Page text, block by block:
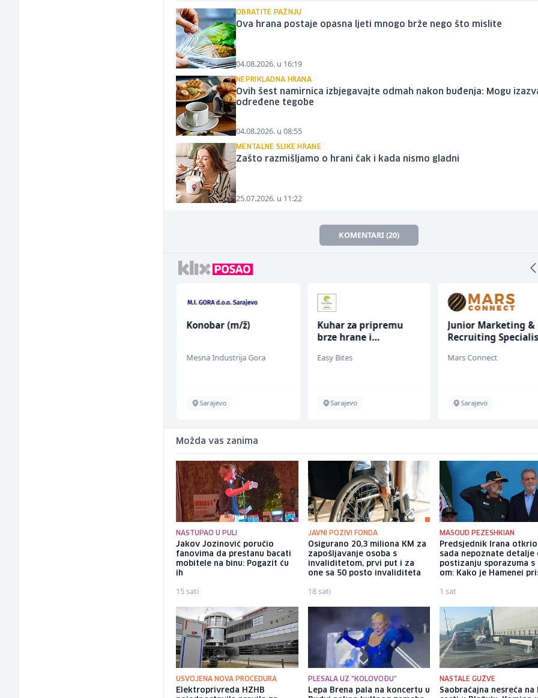
OBRATITE PAŽNJU
Ova hrana postaje opasna ljeti mnogo brže nego što mislite
04.08.2026. u 16:19
NEPRIKLADNA HRANA
Ovih šest namirnica izbjegavajte odmah nakon buđenja: Mogu
određene tegobe
04.08.2026. u 08:55
MENTALNE SLIKE HRANE
Zašto razmišljamo o hrani čak i kada nismo gladni
25.07.2026. u 11:22
KOMENTARI (20)
Konobar (m/ž)
Mesna Industrija Gora
Sarajevo
Kuhar za pripremu
brze hrane i
ž)
Easy Bites
Sarajevo
Junior Marketing &
Recruiting
Mars Connect
Sarajevo
Možda vas zanima
NASTUPAO U PULI
Jakov Jozinović poručio
fanovima da prestanu bacati
mobitele na binu: Pogazit ću
ih
15 sati
JAVNI POZIVI FONDA
Osigurano 20,3 miliona KM za
zapošljavanje osoba s
invaliditetom, prvi put i za
one sa 50 posto invaliditeta
18 sati
MASOUD PEZESHKIAN
Predsjednik Irana
sada nepoznate detalje
postizanju sporazuma s
om: Kako je Hamenei
1 sat
USVOJENA NOVA PROCEDURA
Elektroprivreda HZHB
PLESALA UZ "KOLOVOĐU"
Lepa Brena pala na koncertu u
NASTALE GUŽVE
Saobraćajna nesreća na